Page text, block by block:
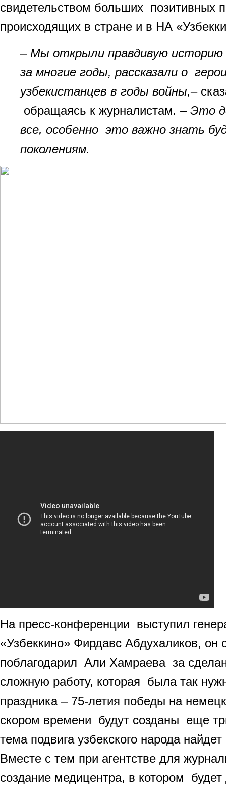
свидетельством больших позитивных
происходящих в стране и в НА
– Мы открыли правдивую
за многие годы, рассказали о
узбекистанцев в годы войны,–
обращаясь к журналистам. – Это
все, особенно это важно знать
поколениям.
На пресс-конференции выступил
«Узбеккино» Фирдавс Абдухаликов, он
поблагодарил Али Хамраева за
сложную работу, которая была так
праздника – 75-летия победы на
скором времени будут созданы еще
тема подвига узбекского народа
Вместе с тем при агентстве для
создание медицентра, в котором будет